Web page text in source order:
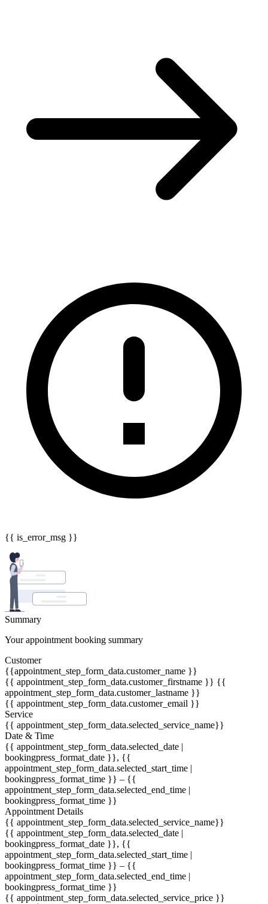
{{ is_error_msg }}
Summary
Your appointment booking summary
Customer
{{appointment_step_form_data.customer_name }}
{{ appointment_step_form_data.customer_firstname }} {{
appointment_step_form_data.customer_lastname }}
{{ appointment_step_form_data.customer_email }}
Service
{{ appointment_step_form_data.selected_service_name}}
Date & Time
{{ appointment_step_form_data.selected_date |
bookingpress_format_date }}, {{
appointment_step_form_data.selected_start_time |
bookingpress_format_time }} – {{
appointment_step_form_data.selected_end_time |
bookingpress_format_time }}
Appointment Details
{{ appointment_step_form_data.selected_service_name}}
{{ appointment_step_form_data.selected_date |
bookingpress_format_date }}, {{
appointment_step_form_data.selected_start_time |
bookingpress_format_time }} – {{
appointment_step_form_data.selected_end_time |
bookingpress_format_time }}
{{ appointment_step_form_data.selected_service_price }}